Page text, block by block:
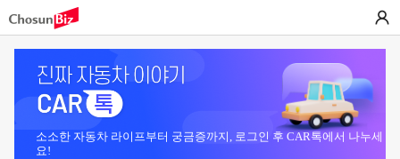
소소한 자동차 라이프부터 궁금증까지, 로그인 후 CAR톡에서 나누세
요!